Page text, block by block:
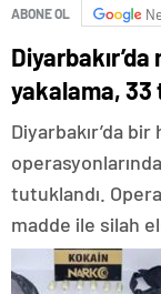
ABONE OL
yakalama,
Diyarbakır’da
tutuklandı.
madde ile silah